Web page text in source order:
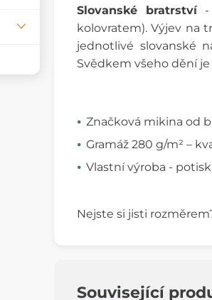
Slovanské bratrství-
kolovratem). Výjev na
jednotlivé slovanské
Svědkem všeho dění
Značková mikina od
Gramáž 280 g/m² –
Vlastní výroba -
Nejste si jisti
Související